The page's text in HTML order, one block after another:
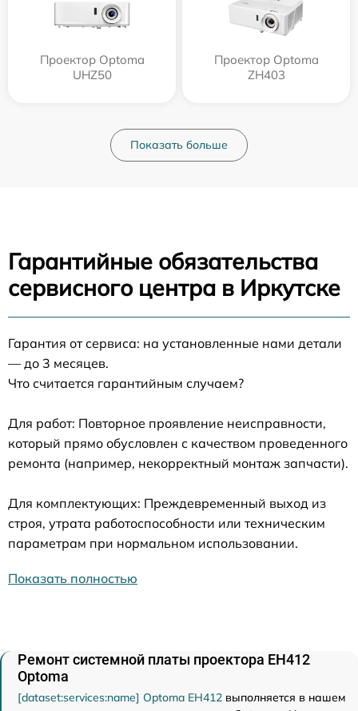
Проектор Optoma
UHZ50
Проектор Optoma
ZH403
Показать больше
Гарантийные обязательства
сервисного центра в Иркутске
Гарантия от сервиса: на установленные нами детали
— до 3 месяцев.
Что считается гарантийным случаем?
Для работ: Повторное проявление неисправности,
который прямо обусловлен с качеством проведенного
ремонта (например, некорректный монтаж запчасти).
Для комплектующих: Преждевременный выход из
строя, утрата работоспособности или техническим
параметрам при нормальном использовании.
Показать полностью
Ремонт системной платы проектора EH412
Optoma
[dataset:services:name] Optoma EH412 выполняется в нашем